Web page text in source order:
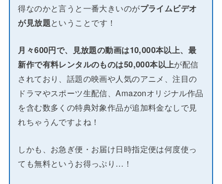
得なのかと言うと一番大きいのがプライムビデオ
が見放題ということです！
月々600円で、見放題の動画は10,000本以上、最
新作で有料レンタルのものは50,000本以上が配信
されており、話題の映画や人気のアニメ、注目の
ドラマやスポーツ生配信、Amazonオリジナル作品
を含む数多くの特典対象作品が追加料金なしで見
れちゃうんですよね！
しかも、お急ぎ便・お届け日時指定便は何度使っ
ても無料というお得っぷり…！